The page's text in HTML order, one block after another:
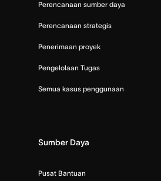
Perencanaan sumber daya
Perencanaan strategis
Penerimaan proyek
Pengelolaan Tugas
Semua kasus penggunaan
Sumber Daya
Pusat Bantuan